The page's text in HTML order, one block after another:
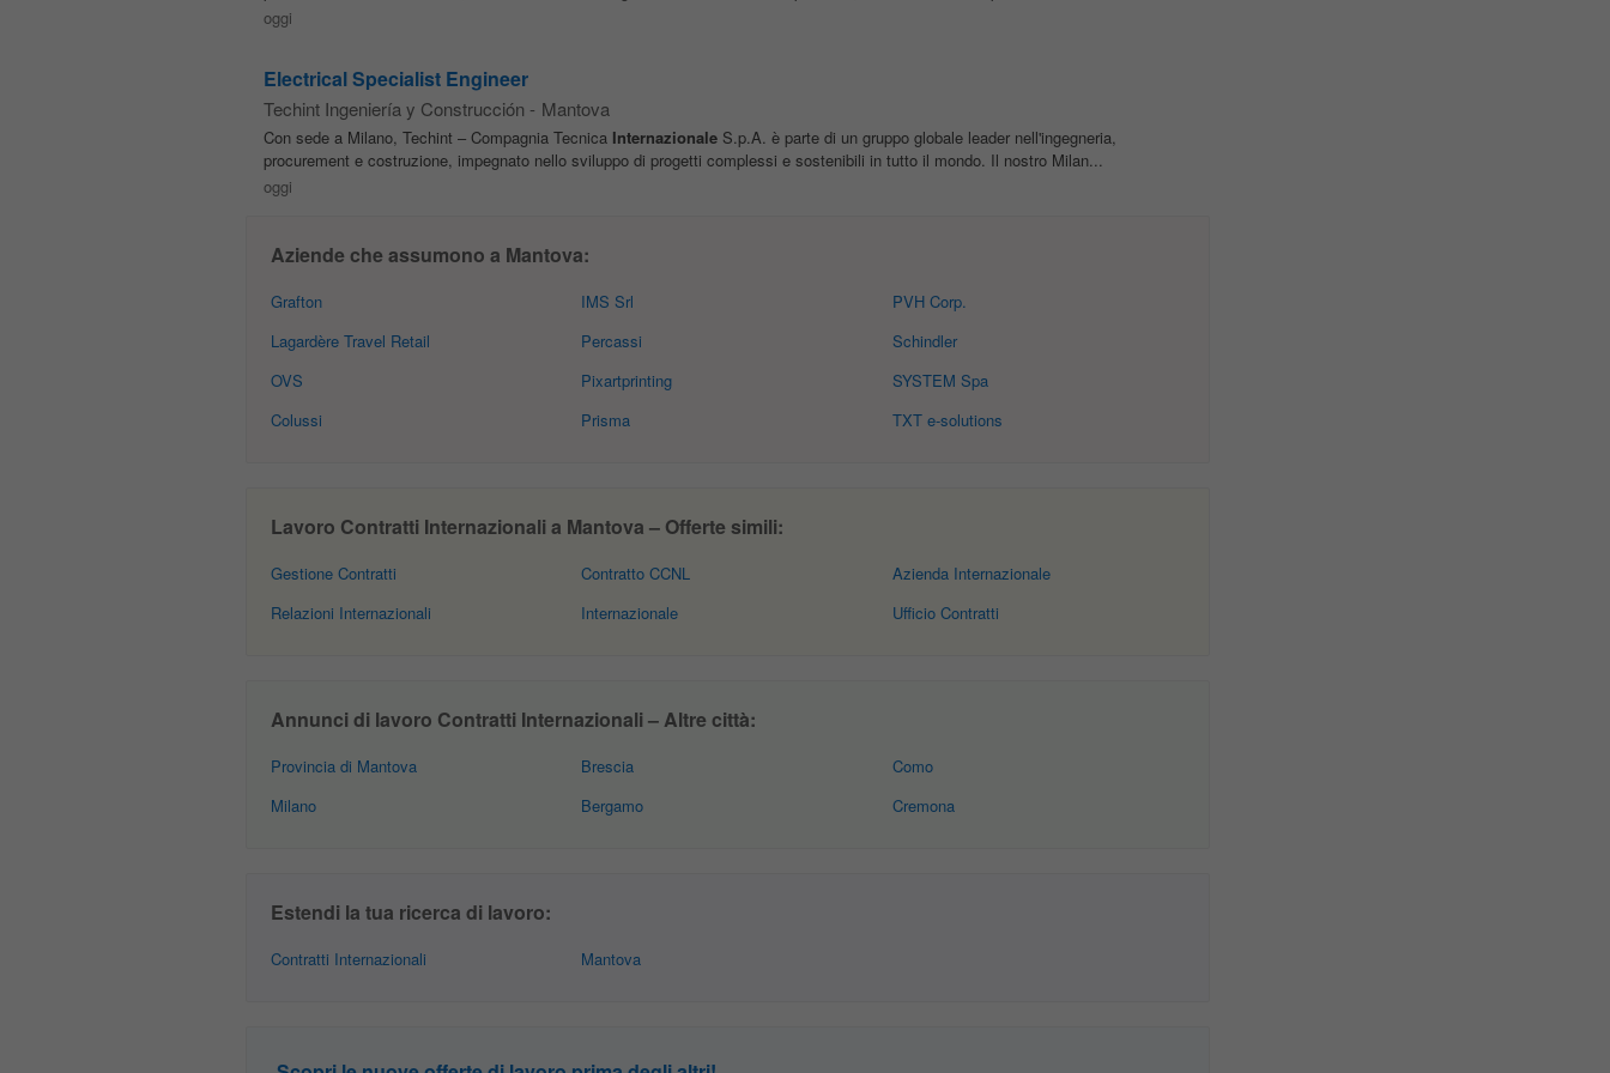
oggi
Electrical Specialist Engineer
Techint Ingeniería y Construcción - Mantova
Con sede a Milano, Techint – Compagnia Tecnica InternazionaleS.p.A. è parte di un gruppo globale leader nell'ingegneria,
procurement e costruzione, impegnato nello sviluppo di progetti complessi e sostenibili in tutto il mondo. Il nostro Milan...
oggi
Aziende che assumono a Mantova:
Grafton
Lagardère Travel Retail
OVS
Colussi
IMS Srl
Percassi
Pixartprinting
Prisma
PVH Corp.
Schindler
SYSTEM Spa
TXT e-solutions
Lavoro Contratti Internazionali a Mantova – Offerte simili:
Gestione Contratti
Relazioni Internazionali
Contratto CCNL
Internazionale
Azienda Internazionale
Ufficio Contratti
Annunci di lavoro Contratti Internazionali – Altre città:
Provincia di Mantova
Milano
Brescia
Bergamo
Como
Cremona
Estendi la tua ricerca di lavoro:
Contratti Internazionali Mantova